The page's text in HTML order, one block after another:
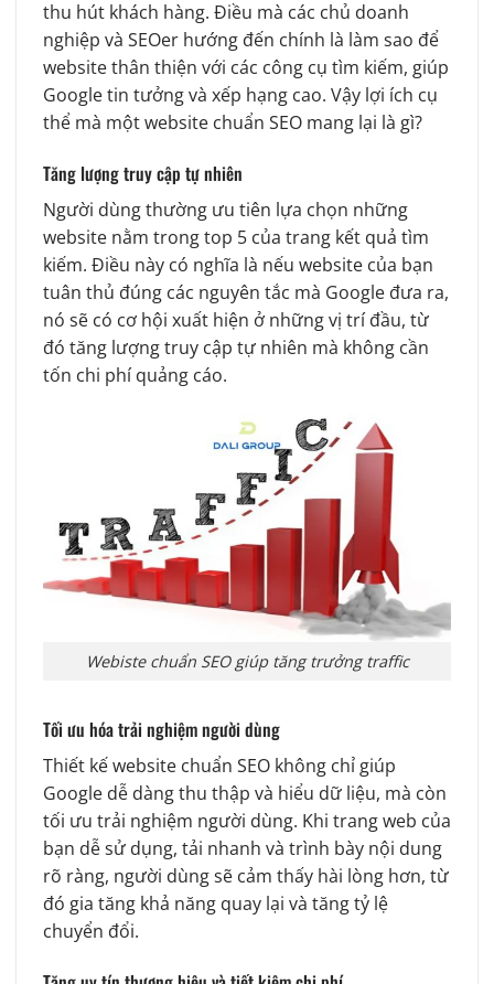
thu hút khách hàng. Điều mà các chủ doanh
nghiệp và SEOer hướng đến chính là làm sao để
website thân thiện với các công cụ tìm kiếm, giúp
Google tin tưởng và xếp hạng cao. Vậy lợi ích cụ
thể mà một website chuẩn SEO mang lại là gì?
Tăng lượng truy cập tự nhiên
Người dùng thường ưu tiên lựa chọn những
website nằm trong top 5 của trang kết quả tìm
kiếm. Điều này có nghĩa là nếu website của bạn
tuân thủ đúng các nguyên tắc mà Google đưa ra,
nó sẽ có cơ hội xuất hiện ở những vị trí đầu, từ
đó tăng lượng truy cập tự nhiên mà không cần
tốn chi phí quảng cáo.
Webiste chuẩn SEO giúp tăng trưởng traffic
Tối ưu hóa trải nghiệm người dùng
Thiết kế website chuẩn SEO không chỉ giúp
Google dễ dàng thu thập và hiểu dữ liệu, mà còn
tối ưu trải nghiệm người dùng. Khi trang web của
bạn dễ sử dụng, tải nhanh và trình bày nội dung
rõ ràng, người dùng sẽ cảm thấy hài lòng hơn, từ
đó gia tăng khả năng quay lại và tăng tỷ lệ
chuyển đổi.